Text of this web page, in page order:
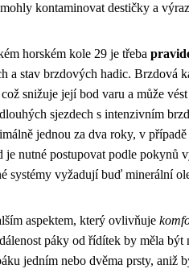
kontaminovat destičky a
horském kole 29 je třeba
a stav brzdových hadic. Brzdová
snižuje její bod varu a může
sjezdech s intenzivním
jednou za dva roky, v
je nutné postupovat podle pokynů
systémy vyžadují buď minerální
aspektem, který ovlivňuje
páky od řídítek by měla být
jedním nebo dvěma prsty, aniž